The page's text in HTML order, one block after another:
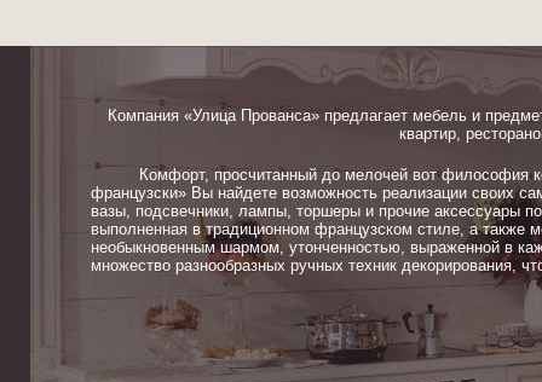
Компания «Улица Прованса» предлагает мебель и
квартир,
Комфорт, просчитанный до мелочей вот философия
французски» Вы найдете возможность реализации своих
вазы, подсвечники, лампы, торшеры и прочие аксессуары
выполненная в традиционном французском стиле, а также
необыкновенным шармом, утонченностью, выраженной в
множество разнообразных ручных техник декорирования,